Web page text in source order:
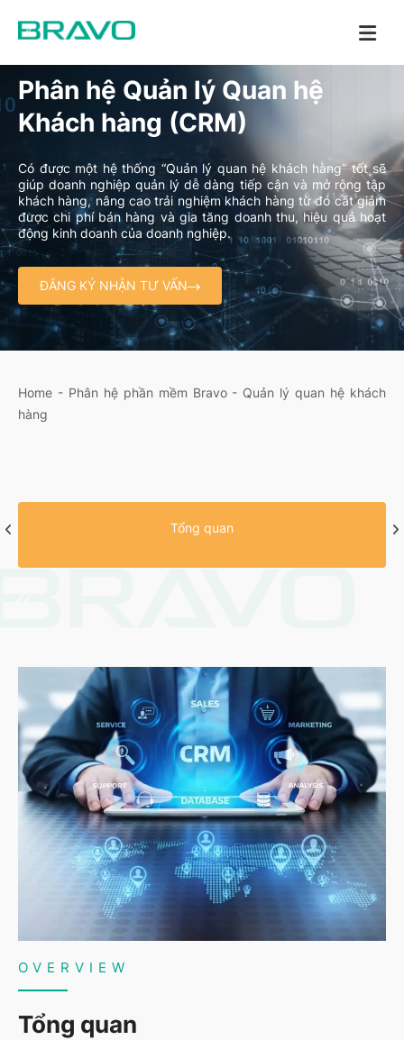
Phân hệ Quản lý Quan hệ
Khách hàng (CRM)
Có được một hệ thống “Quản lý quan hệ khách hàng” tốt sẽ
giúp doanh nghiệp quản lý dễ dàng tiếp cận và mở rộng tập
khách hàng, nâng cao trải nghiệm khách hàng từ đó cắt giảm
được chi phí bán hàng và gia tăng doanh thu, hiệu quả hoạt
động kinh doanh của doanh nghiệp.
ĐĂNG KÝ NHẬN TƯ VẤN
Home - Phân hệ phần mềm Bravo- Quản lý quan hệ khách
hàng
Tổng quan
OVERVIEW
Tổng quan